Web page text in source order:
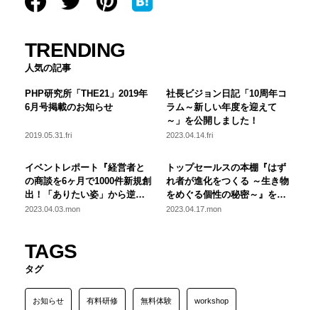
TRENDING
人気の記事
PHP研究所「THE21」2019年
6月号掲載のお知らせ
2019.05.31.fri
社長ビジョン日記「10周年コ
ラム～新しい年度を迎えて
～」を公開しました！
2023.04.14.fri
イベントレポート『経営者と
の商談を6ヶ月で1000件新規創
出！「ありたい姿」から逆算
した営業改革の秘訣』を公開
2023.04.03.mon
トップセールスの本棚『はず
れ者が進化をつくる ～生き物
をめぐる個性の秘密～』を公
開しました！
2023.04.17.mon
TAGS
タグ
お知らせ 有料研修 無料体験 workshop